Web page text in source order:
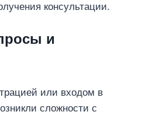
консультации.
и
или входом в
сложности с